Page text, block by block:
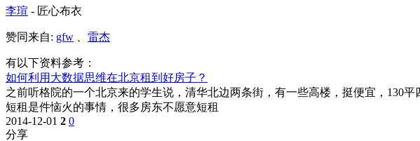
李瑄 - 匠心布衣
赞同来自: gfw 、 雷杰
有以下资料参考：
如何利用大数据思维在北京租到好房子？
之前听格院的一个北京来的学生说，清华北边两条街，有一些高楼，挺便宜，130平
短租是件恼火的事情，很多房东不愿意短租
2014-12-01 2 0
分享